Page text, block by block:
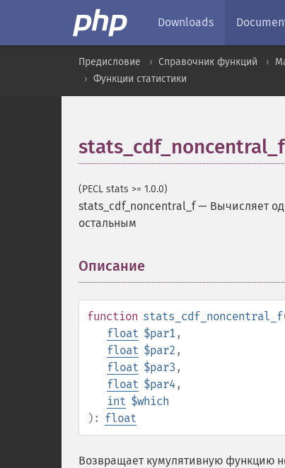
Downloads
Предисловие Справочник функций
Функции статистики
stats_cdf_noncentral_f
(PECL stats >= 1.0.0)
stats_cdf_noncentral_f— Вычисляет
остальным
Описание
function stats_cdf_noncentral_f
float $par1,
float $par2 ,
float $par3 ,
float $par4,
int $which
): float
Возвращает кумулятивную функцию